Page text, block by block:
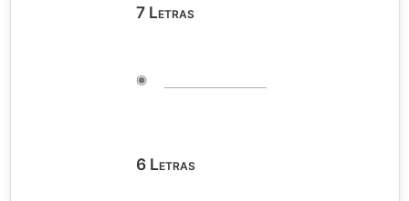
7 Letras
◉
6 Letras